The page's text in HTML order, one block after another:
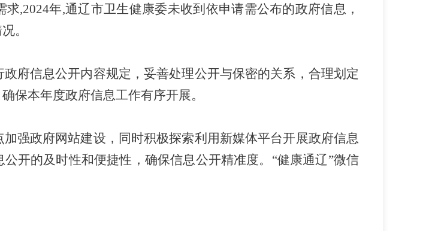
求,2024年,通辽市卫生健康委未收到依申请需公布的政府信息，
。
府信息公开内容规定，妥善处理公开与保密的关系，合理划定
保本年度政府信息工作有序开展。
强政府网站建设，同时积极探索利用新媒体平台开展政府信息
开的及时性和便捷性，确保信息公开精准度。 “健康通辽”微信